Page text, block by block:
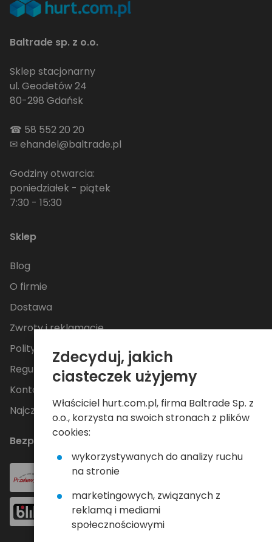
Baltrade sp. z o.o.
Sklep stacjonarny
ul. Geodetów 24
80-298 Gdańsk
☎ 58 552 20 20
✉ehandel@baltrade.pl
Godziny otwarcia:
poniedziałek - piątek
7:30 - 15:30
Sklep
Blog
O firmie
Dostawa
Zwroty i reklamacje
Polityka Prywatności
Regulamin
Kontakt
Najczęściej zadawane pytania
Bezpieczne płatności
Zdecyduj, jakich
ciasteczek użyjemy
Właściciel hurt.com.pl, firma Baltrade Sp. z
o.o., korzysta na swoich stronach z plików
cookies:
wykorzystywanych do analizy ruchu
na stronie
marketingowych, związanych z
reklamą i mediami
społecznościowymi